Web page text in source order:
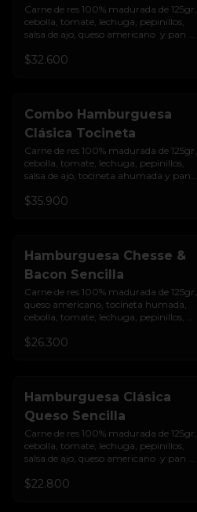
Carne de res 100% madurada de 125gr,
cebolla, tomate, lechuga, pepinillos,
salsa de ajo, queso americano  y pan
casa
$32.600
Combo Hamburguesa
Clásica Tocineta
Carne de res 100% madurada de 125gr,
cebolla, tomate, lechuga, pepinillos,
salsa de ajo, tocineta ahumada y pan
casa
$35.900
Hamburguesa Chesse &
Bacon Sencilla
Carne de res 100% madurada de 125gr,
queso americano, tocineta humada,
cebolla, tomate, lechuga, pepinillos,
$26.300
Hamburguesa Clásica
Queso Sencilla
Carne de res 100% madurada de 125gr,
cebolla, tomate, lechuga, pepinillos,
salsa de ajo, queso americano  y pan
$22.800